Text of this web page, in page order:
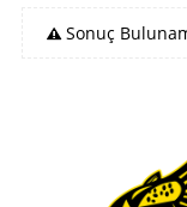
Sonuç